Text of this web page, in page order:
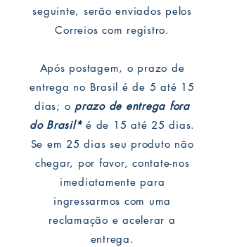
seguinte, serão enviados pelos
Correios com registro.
Após postagem, o prazo de
entrega no Brasil é de 5 até 15
dias; o prazo de entrega fora
do Brasil*é de 15 até 25 dias.
Se em 25 dias seu produto não
chegar, por favor, contate-nos
imediatamente para
ingressarmos com uma
reclamação e acelerar a
entrega.